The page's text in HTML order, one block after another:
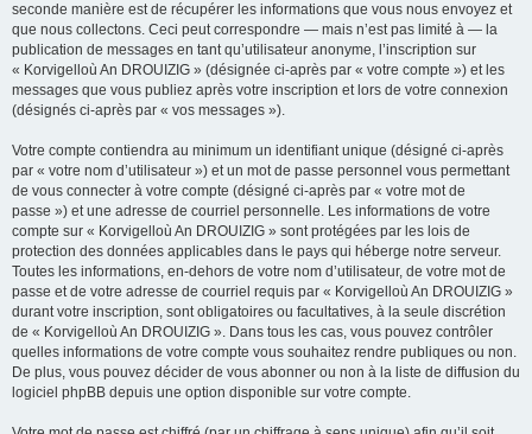
seconde manière est de récupérer les informations que vous nous envoyez et
que nous collectons. Ceci peut correspondre — mais n’est pas limité à — la
publication de messages en tant qu’utilisateur anonyme, l’inscription sur
« Korvigelloù An DROUIZIG » (désignée ci-après par « votre compte ») et les
messages que vous publiez après votre inscription et lors de votre connexion
(désignés ci-après par « vos messages »).
Votre compte contiendra au minimum un identifiant unique (désigné ci-après
par « votre nom d’utilisateur ») et un mot de passe personnel vous permettant
de vous connecter à votre compte (désigné ci-après par « votre mot de
passe ») et une adresse de courriel personnelle. Les informations de votre
compte sur « Korvigelloù An DROUIZIG » sont protégées par les lois de
protection des données applicables dans le pays qui héberge notre serveur.
Toutes les informations, en-dehors de votre nom d’utilisateur, de votre mot de
passe et de votre adresse de courriel requis par « Korvigelloù An DROUIZIG »
durant votre inscription, sont obligatoires ou facultatives, à la seule discrétion
de « Korvigelloù An DROUIZIG ». Dans tous les cas, vous pouvez contrôler
quelles informations de votre compte vous souhaitez rendre publiques ou non.
De plus, vous pouvez décider de vous abonner ou non à la liste de diffusion du
logiciel phpBB depuis une option disponible sur votre compte.